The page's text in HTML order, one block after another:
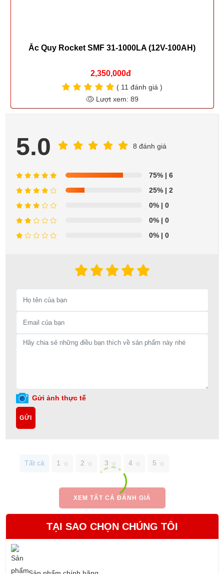
Ắc Quy Rocket SMF 31-1000LA (12V-100AH)
2,350,000đ
( 11 đánh giá )
Lượt xem: 89
5.0 8 đánh giá
75% | 6
25% | 2
0% | 0
0% | 0
0% | 0
Gửi ảnh thực tế
GỬI
Tất cả 1 2 3 4 5
XEM TẤT CẢ ĐÁNH GIÁ
TẠI SAO CHỌN CHÚNG TÔI